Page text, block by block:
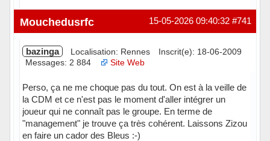
Hors ligne #741
15-05-2026 09:40:32
Mouchedusrfc
bazinga Localisation: Rennes
Inscrit(e): 18-06-2009
Messages: 2 884
Site Web
Perso, ça ne me choque pas du tout. On est à la veille de
la CDM et ce n'est pas le moment d'aller intégrer un
joueur qui ne connaît pas le groupe. En terme de
"management" je trouve ça très cohérent. Laissons Zizou
en faire un cador des Bleus :-)